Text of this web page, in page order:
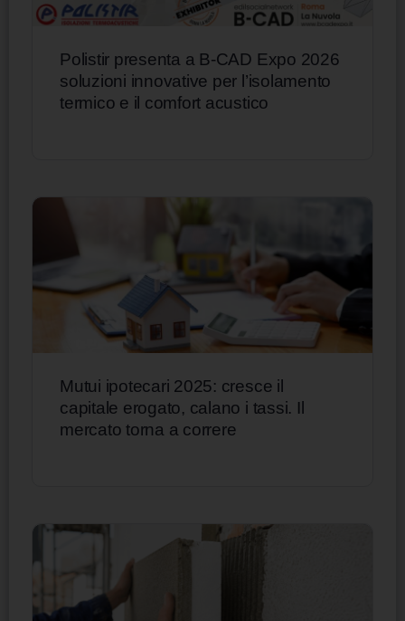
Polistir presenta a B-CAD Expo 2026
soluzioni innovative per l’isolamento
termico e il comfort acustico
Mutui ipotecari 2025: cresce il
capitale erogato, calano i tassi. Il
mercato torna a correre